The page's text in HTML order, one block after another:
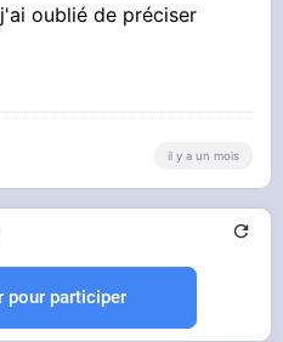
oublié de préciser
il y a un mois
pour participer